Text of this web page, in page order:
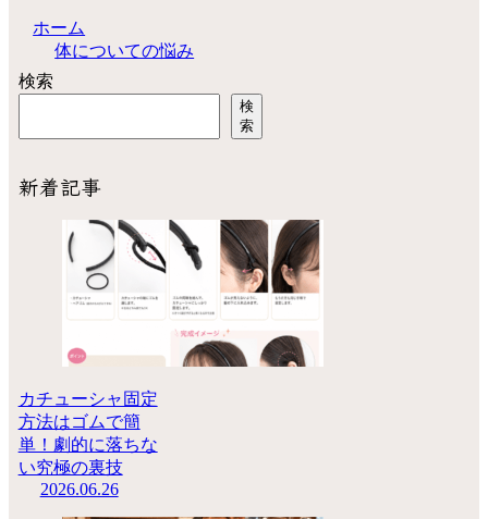
ホーム
体についての悩み
検索
検
索
新着記事
カチューシャ固定
方法はゴムで簡
単！劇的に落ちな
い究極の裏技
2026.06.26